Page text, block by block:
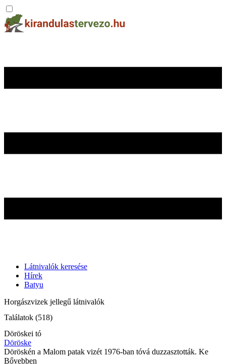
Látnivalók keresése
Hírek
Batyu
Horgászvizek jellegű látnivalók
Találatok (518)
Döröskei tó
Döröske
Döröskén a Malom patak vizét 1976-ban tóvá duzzasztották. Ke
Bővebben